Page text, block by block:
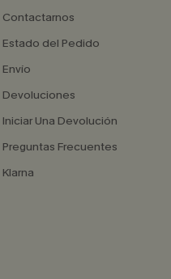
Contactarnos
Estado del Pedido
Envío
Devoluciones
Iniciar Una Devolución
Preguntas Frecuentes
Klarna